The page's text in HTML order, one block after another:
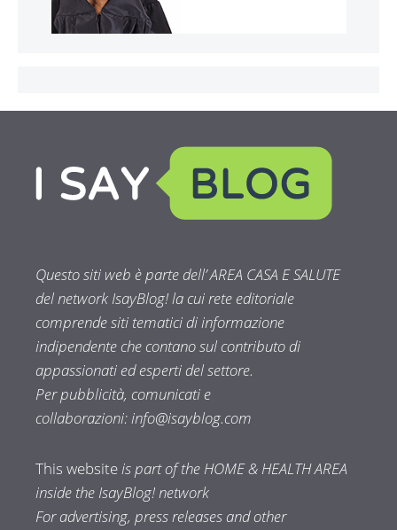
Questo siti web è parte dell’ AREA CASA E SALUTE
del network IsayBlog! la cui rete editoriale
comprende siti tematici di informazione
indipendente che contano sul contributo di
appassionati ed esperti del settore.
Per pubblicità, comunicati e
collaborazioni:info@isayblog.com
This websiteis part of the HOME & HEALTH AREA
inside the IsayBlog! network
For advertising, press releases and other